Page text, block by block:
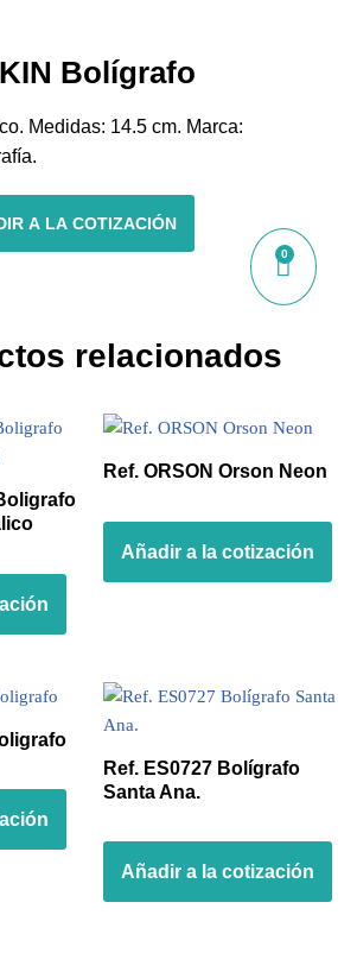
0
Bolígrafo
Medidas: 14.5 cm. Marca:
A LA COTIZACIÓN
relacionados
Ref. ORSON Orson Neon
Añadir a la cotización
Ref. ES0727 Bolígrafo
Santa Ana.
Añadir a la cotización